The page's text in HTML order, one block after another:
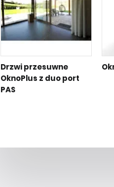
Drzwi przesuwne
OknoPlus z duo port
PAS